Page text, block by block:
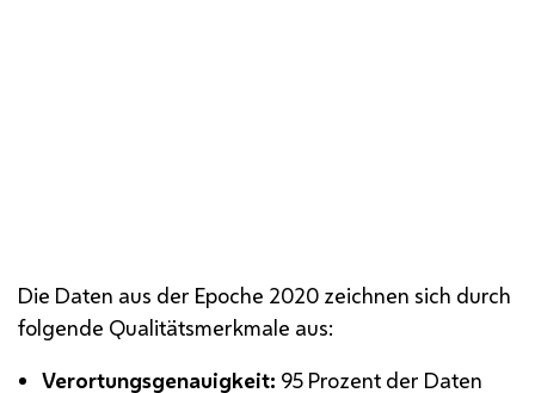
Die Daten aus der Epoche 2020 zeichnen sich durch
folgende Qualitätsmerkmale aus:
Verortungsgenauigkeit: 95 Prozent der Daten